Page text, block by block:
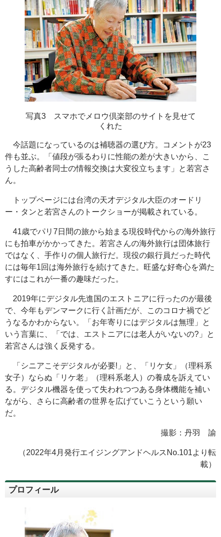
写真3 スマホでメロウ倶楽部のサイトを見せて
くれた
今話題になっているのは補聴器の選び方。コメントが23
件も並ぶ。「値段が張るわりに性能の差が大きいから、こ
うした高齢者同士の情報交換は大変役立ちます」と若宮さ
ん。
トップページには台湾の天才デジタル大臣のオードリ
ー・タンと若宮さんのトークショーが掲載されている。
41歳でパリ7日間の旅から始まる現役時代からの海外旅行
にも拍車がかかってきた。若宮さんの海外旅行は団体旅行
ではなく、手作りの個人旅行だ。現役の銀行員だった時代
には毎年1回は海外旅行を続けてきた。旺盛な好奇心を満た
すにはこれが一番の趣味だった。
2019年にデジタル先進国のエストニアに行ったのが最後
で、今年もデンマークに行く計画だが、このコロナ禍でど
うなるかわからない。「お年寄りにはデジタルは無理」と
いう言葉に、「では、エストニアには老人がいないの?」と
若宮さんは強く反発する。
「シニアこそデジタルが必要!」と、「リケ女」（理科系
女子）ならぬ「リケ老」（理科系老人）の養成を訴えてい
る。デジタル機器を使って失われつつある身体機能を補い
ながら、さらに高齢者の世界を広げていこうという願い
だ。
撮影：丹羽 諭
（2022年4月発行エイジングアンドヘルスNo.101より転
載）
プロフィール